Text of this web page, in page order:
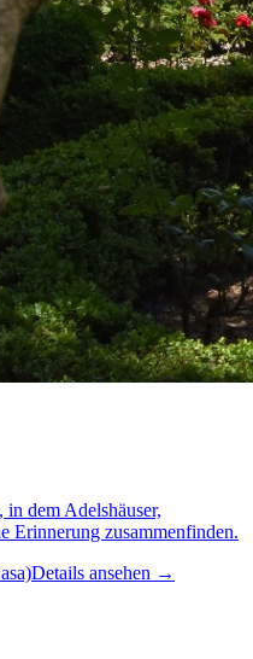
dem Adelshäuser,
Erinnerung zusammenfinden.
Details ansehen →